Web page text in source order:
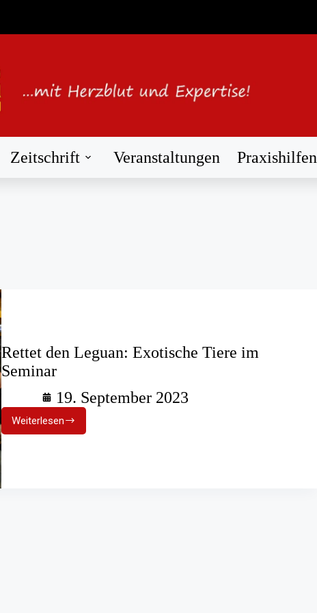
Zeitschrift Veranstaltungen Praxishilfen
Rettet den Leguan: Exotische Tiere im
Seminar
19. September 2023
Weiterlesen
Rettet
den